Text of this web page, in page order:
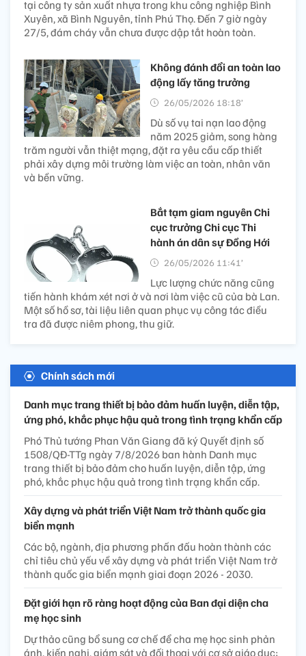
tại công ty sản xuất nhựa trong khu công nghiệp Bình
Xuyên, xã Bình Nguyên, tỉnh Phú Thọ. Đến 7 giờ ngày
27/5, đám cháy vẫn chưa được dập tắt hoàn toàn.
Không đánh đổi an toàn lao
động lấy tăng trưởng
26/05/2026 18:18’
Dù số vụ tai nạn lao động
năm 2025 giảm, song hàng
trăm người vẫn thiệt mạng, đặt ra yêu cầu cấp thiết
phải xây dựng môi trường làm việc an toàn, nhân văn
và bền vững.
Bắt tạm giam nguyên Chi
cục trưởng Chi cục Thi
hành án dân sự Đồng Hới
26/05/2026 11:41’
Lực lượng chức năng cũng
tiến hành khám xét nơi ở và nơi làm việc cũ của bà Lan.
Một số hồ sơ, tài liệu liên quan phục vụ công tác điều
tra đã được niêm phong, thu giữ.
Chính sách mới
Danh mục trang thiết bị bảo đảm huấn luyện, diễn tập,
ứng phó, khắc phục hậu quả trong tình trạng khẩn cấp
Phó Thủ tướng Phan Văn Giang đã ký Quyết định số
1508/QĐ-TTg ngày 7/8/2026 ban hành Danh mục
trang thiết bị bảo đảm cho huấn luyện, diễn tập, ứng
phó, khắc phục hậu quả trong tình trạng khẩn cấp.
Xây dựng và phát triển Việt Nam trở thành quốc gia
biển mạnh
Các bộ, ngành, địa phương phấn đấu hoàn thành các
chỉ tiêu chủ yếu về xây dựng và phát triển Việt Nam trở
thành quốc gia biển mạnh giai đoạn 2026 - 2030.
Đặt giới hạn rõ ràng hoạt động của Ban đại diện cha
mẹ học sinh
Dự thảo cũng bổ sung cơ chế để cha mẹ học sinh phản
ánh, kiến nghị, giám sát và đối thoại với cơ sở giáo dục;